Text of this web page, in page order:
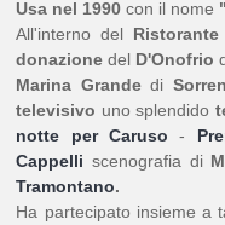
Usa nel 1990con il nome
All'interno del Ristorante
donazione del D'Onofrio
Marina Grandedi
televisivo uno splendido
notte per Caruso
-
Cappelli scenografia di
Tramontano.
Ha partecipato insieme a